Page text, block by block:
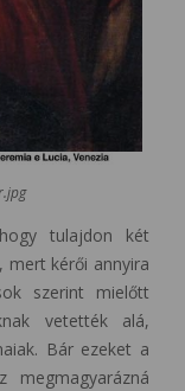
tulajdon két
mert kérői annyira
szerint mielőtt
vetették alá,
Bár ezeket a